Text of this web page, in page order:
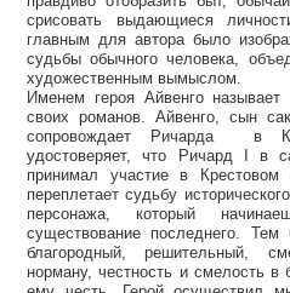
срисовать выдающиеся
главным для автора было
судьбы обычного человека,
художественным вымыслом.
Именем героя Айвенго
своих романов. Айвенго, сын
сопровождает Ричарда в
удостоверяет, что Ричард І
принимал участие в
переплетает судьбу
персонажа, который
существование последнего.
благородный, решительный,
норману, честность и смелость